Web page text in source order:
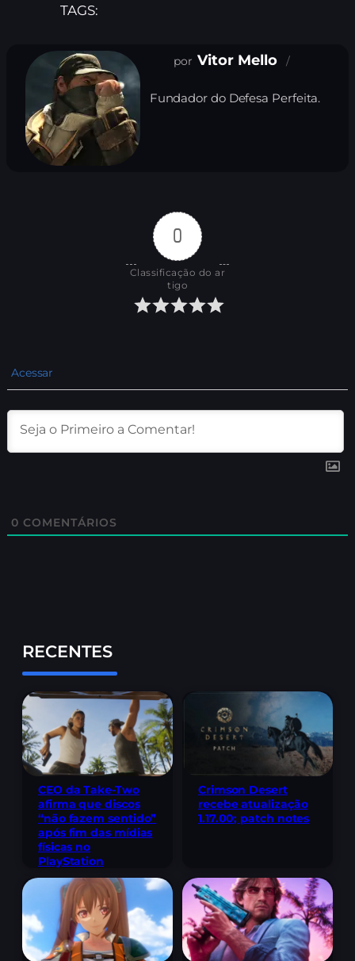
TAGS:
Vitor Mello
Fundador do Defesa Perfeita.
0
Classificação do ar
tigo
Acessar
0 COMENTÁRIOS
RECENTES
CEO da Take-Two
afirma que discos
“não fazem sentido”
após fim das mídias
físicas no
PlayStation
Crimson Desert
recebe atualização
1.17.00; patch notes